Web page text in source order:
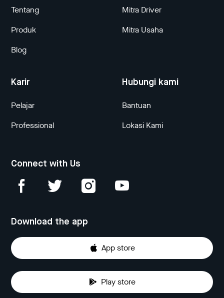
Tentang
Produk
Blog
Mitra Driver
Mitra Usaha
Karir
Pelajar
Professional
Hubungi kami
Bantuan
Lokasi Kami
Connect with Us
Download the app
App store
Play store